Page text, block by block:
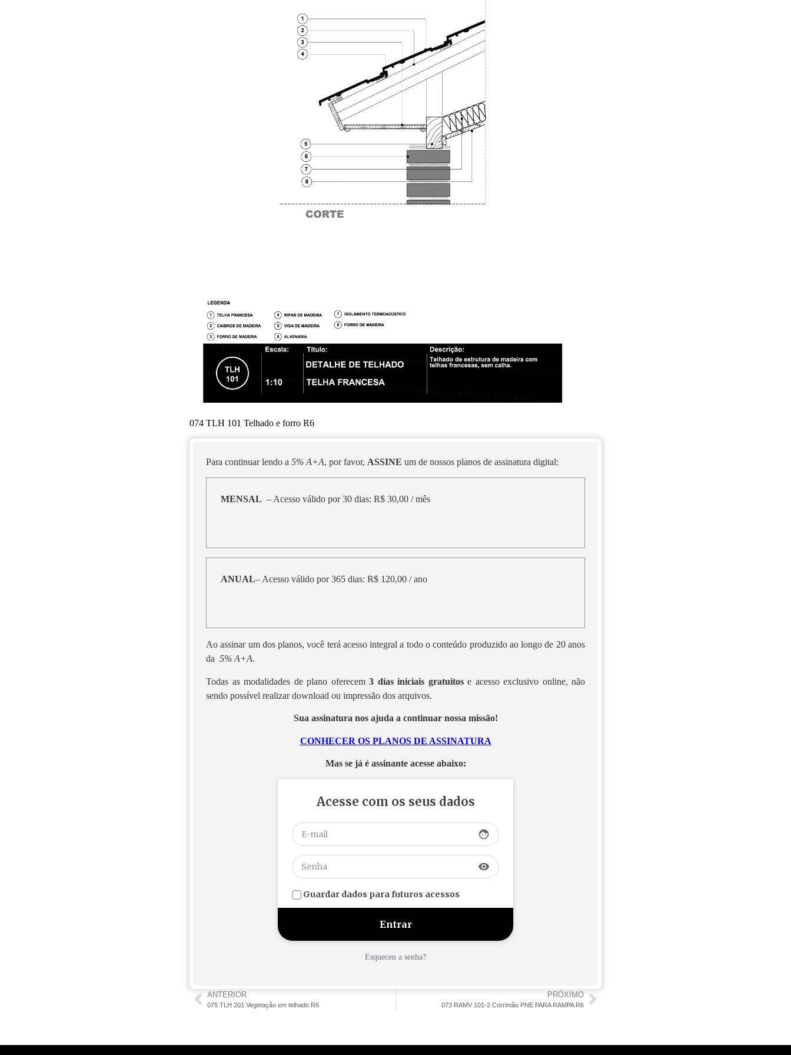
074 TLH 101 Telhado e forro R6
Para continuar lendo a 5% A+A, por favor, ASSINE um de nossos planos de assinatura digital:
MENSAL – Acesso válido por 30 dias: R$ 30,00 / mês
ANUAL– Acesso válido por 365 dias: R$ 120,00 / ano
Ao assinar um dos planos, você terá acesso integral a todo o conteúdo produzido ao longo de 20 anos
da 5% A+A.
Todas as modalidades de plano oferecem 3 dias iniciais gratuitose acesso exclusivo online, não
sendo possível realizar download ou impressão dos arquivos.
Sua assinatura nos ajuda a continuar nossa missão!
CONHECER OS PLANOS DE ASSINATURA
Mas se já é assinante acesse abaixo:
Acesse com os seus dados
face
visibility
Guardar dados para futuros acessos
Esqueceu a senha?
ANTERIOR
075 TLH 201 Vegetação em telhado R6
PRÓXIMO
073 RAMV 101-2 Corrimão PNE PARA RAMPA R6